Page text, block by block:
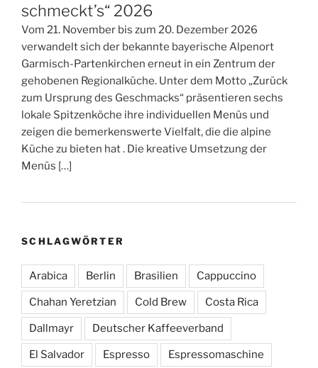
schmeckt’s“ 2026
Vom 21. November bis zum 20. Dezember 2026
verwandelt sich der bekannte bayerische Alpenort
Garmisch-Partenkirchen erneut in ein Zentrum der
gehobenen Regionalküche. Unter dem Motto „Zurück
zum Ursprung des Geschmacks“ präsentieren sechs
lokale Spitzenköche ihre individuellen Menüs und
zeigen die bemerkenswerte Vielfalt, die die alpine
Küche zu bieten hat . Die kreative Umsetzung der
Menüs […]
SCHLAGWÖRTER
Arabica Berlin Brasilien Cappuccino
Chahan Yeretzian Cold Brew Costa Rica
Dallmayr Deutscher Kaffeeverband
El Salvador Espresso Espressomaschine